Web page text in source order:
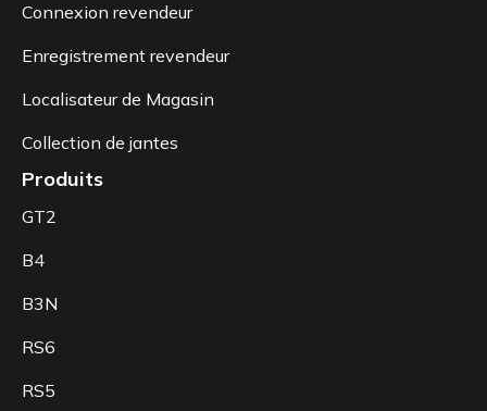
Connexion revendeur
Enregistrement revendeur
Localisateur de Magasin
Collection de jantes
Produits
GT2
B4
B3N
RS6
RS5